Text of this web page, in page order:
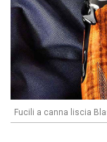
Fucili a canna liscia